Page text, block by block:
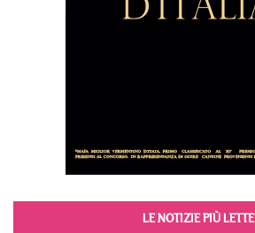
LE NOTIZIE PIÙ LETTE